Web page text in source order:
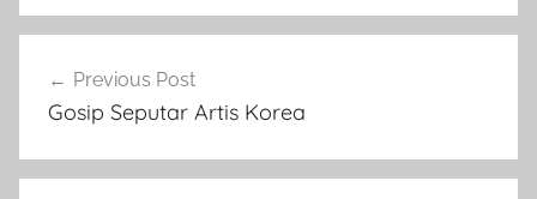
navigation
Previous Post
Gosip Seputar Artis Korea